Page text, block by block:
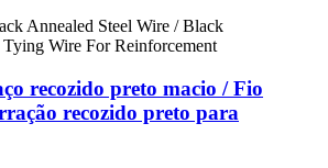
recozido preto macio / Fio
recozido preto para